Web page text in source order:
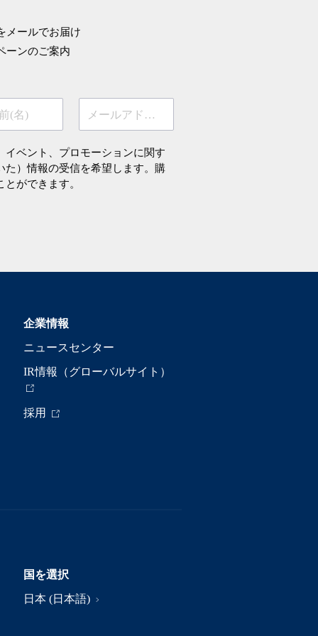
メールでお届け
ーンのご案内
(名) メールアドレス
イベント、プロモーションに関す
た）情報の受信を希望します。購
ができます。
企業情報
ニュースセンター
IR情報（グローバルサイト）
採用
国を選択
日本 (日本語)